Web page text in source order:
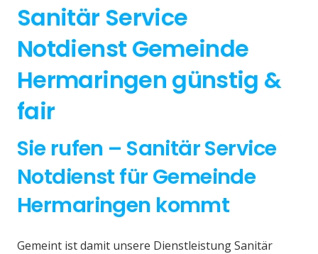
Sanitär Service
Notdienst Gemeinde
Hermaringen günstig &
fair
Sie rufen – Sanitär Service
Notdienst für Gemeinde
Hermaringen kommt
Gemeint ist damit unsere Dienstleistung Sanitär